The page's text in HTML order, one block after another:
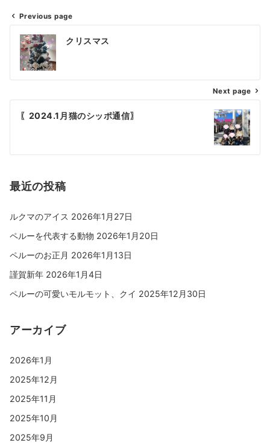
Previous page
クリスマス
Next page
〖2024.1月猫のシッポ通信〗
最近の投稿
ルクマのアイス 2026年1月27日
ペルーを代表する動物 2026年1月20日
ペルーのお正月 2026年1月13日
謹賀新年 2026年1月4日
ペルーの可愛いモルモット、クイ 2025年12月30日
アーカイブ
2026年1月
2025年12月
2025年11月
2025年10月
2025年9月